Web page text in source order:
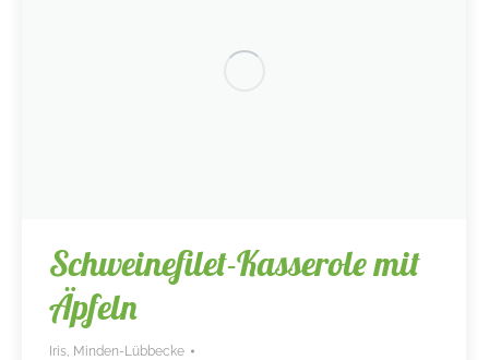
Schweinefilet-Kasserole mit
Äpfeln
Iris Minden-Lübbecke